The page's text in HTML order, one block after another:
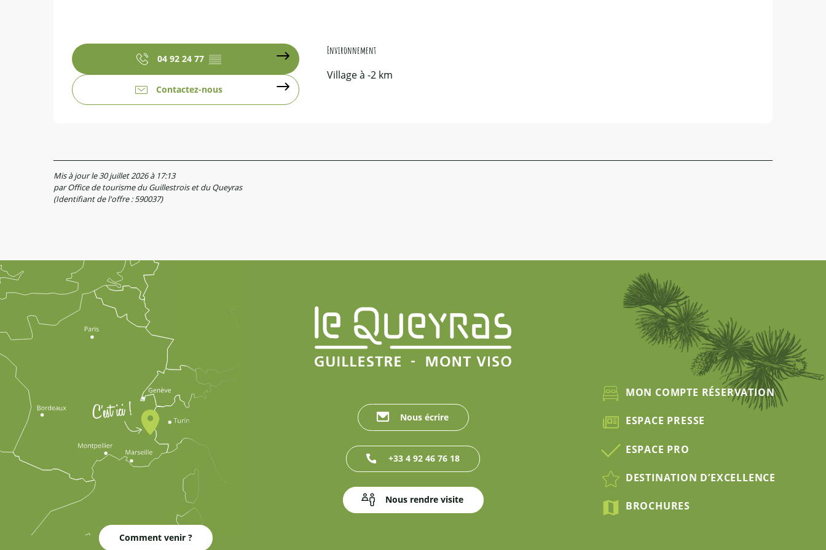
04 92 24 77 ▒▒
Contactez-nous
Environnement
Environnement
Village à -2 km
Mis à jour le 30 juillet 2026 à 17:13
par Office de tourisme du Guillestrois et du Queyras
(Identifiant de l'offre :590037)
Comment venir ?
Nous écrire
+33 4 92 46 76 18
Nous rendre visite
MON COMPTE RÉSERVATION
ESPACE PRESSE
ESPACE PRO
DESTINATION D’EXCELLENCE
BROCHURES